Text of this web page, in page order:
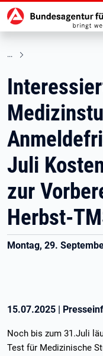
zu den Hauptinhalten
Juli
zur
Herbst-
Montag, 29.
15.07.2025 |
Noch bis zum 31.Juli
Test für Medizinische